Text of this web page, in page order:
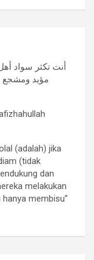
أنت تكثر سواد
مؤيد ومشجع
(adalah) jika
(tidak
dan
melakukan
membisu”